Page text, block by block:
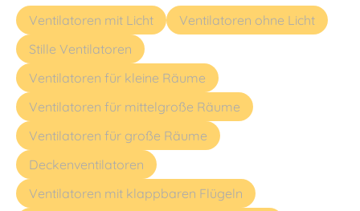
Ventilatoren mit Licht
Ventilatoren ohne Licht
Stille Ventilatoren
Ventilatoren für kleine Räume
Ventilatoren für mittelgroße Räume
Ventilatoren für große Räume
Deckenventilatoren
Ventilatoren mit klappbaren Flügeln